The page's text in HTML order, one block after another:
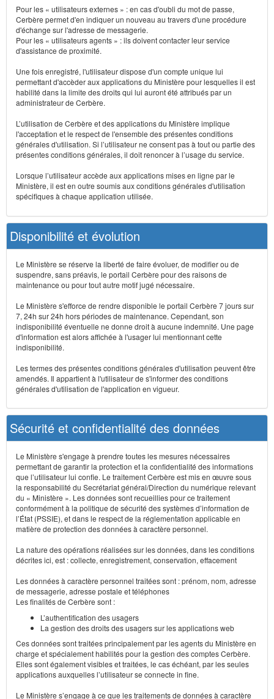
Pour les « utilisateurs externes » : en cas d'oubli du mot de passe,
Cerbère permet d'en indiquer un nouveau au travers d'une procédure
d'échange sur l'adresse de messagerie.
Pour les « utilisateurs agents » : ils doivent contacter leur service
d'assistance de proximité.
Une fois enregistré, l'utilisateur dispose d'un compte unique lui
permettant d'accèder aux applications du Ministère pour lesquelles il est
habilité dans la limite des droits qui lui auront été attribués par un
administrateur de Cerbère.
L’utilisation de Cerbère et des applications du Ministère implique
l'acceptation et le respect de l'ensemble des présentes conditions
générales d'utilisation. Si l’utilisateur ne consent pas à tout ou partie des
présentes conditions générales, il doit renoncer à l’usage du service.
Lorsque l’utilisateur accède aux applications mises en ligne par le
Ministère, il est en outre soumis aux conditions générales d'utilisation
spécifiques à chaque application utilisée.
Disponibilité et évolution
Le Ministère se réserve la liberté de faire évoluer, de modifier ou de
suspendre, sans préavis, le portail Cerbère pour des raisons de
maintenance ou pour tout autre motif jugé nécessaire.
Le Ministère s'efforce de rendre disponible le portail Cerbère 7 jours sur
7, 24h sur 24h hors périodes de maintenance. Cependant, son
indisponibilité éventuelle ne donne droit à aucune indemnité. Une page
d'information est alors affichée à l'usager lui mentionnant cette
indisponibilité.
Les termes des présentes conditions générales d'utilisation peuvent être
amendés. Il appartient à l'utilisateur de s'informer des conditions
générales d'utilisation de l'application en vigueur.
Sécurité et confidentialité des données
Le Ministère s'engage à prendre toutes les mesures nécessaires
permettant de garantir la protection et la confidentialité des informations
que l’utilisateur lui confie. Le traitement Cerbère est mis en œuvre sous
la responsabilité du Secrétariat général/Direction du numérique relevant
du « Ministère ». Les données sont recueillies pour ce traitement
conformément à la politique de sécurité des systèmes d’information de
l’État (PSSIE), et dans le respect de la réglementation applicable en
matière de protection des données à caractère personnel.
La nature des opérations réalisées sur les données, dans les conditions
décrites ici, est : collecte, enregistrement, conservation, effacement
Les données à caractère personnel traitées sont : prénom, nom, adresse
de messagerie, adresse postale et téléphones
Les finalités de Cerbère sont :
L’authentification des usagers
La gestion des droits des usagers sur les applications web
Ces données sont traitées principalement par les agents du Ministère en
charge et spécialement habilités pour la gestion des comptes Cerbère.
Elles sont également visibles et traitées, le cas échéant, par les seules
applications auxquelles l’utilisateur se connecte in fine.
Le Ministère s’engage à ce que les traitements de données à caractère